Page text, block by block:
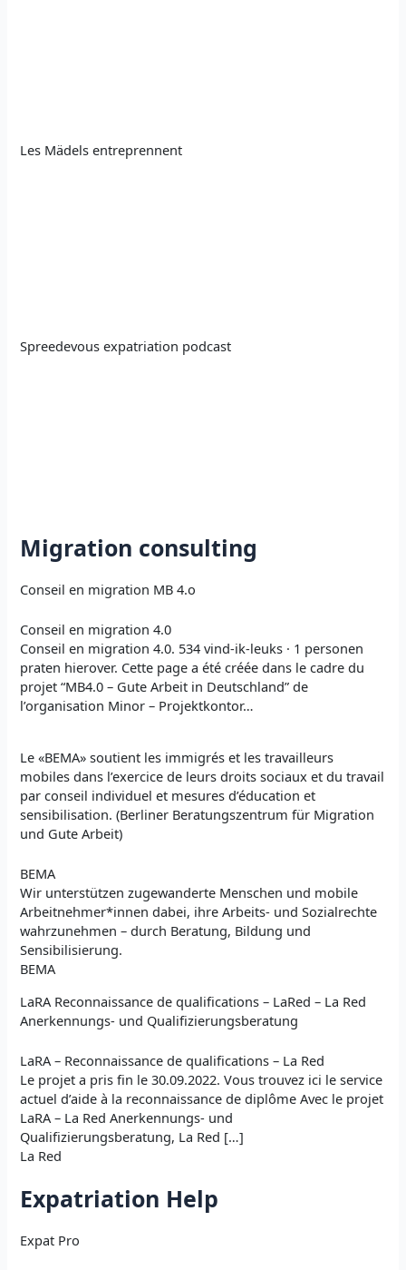
Les Mädels entreprennent
Spreedevous expatriation podcast
Migration consulting
Conseil en migration MB 4.o
Conseil en migration 4.0
Conseil en migration 4.0. 534 vind-ik-leuks · 1 personen
praten hierover. Cette page a été créée dans le cadre du
projet “MB4.0 – Gute Arbeit in Deutschland” de
l’organisation Minor – Projektkontor…
Le «BEMA» soutient les immigrés et les travailleurs
mobiles dans l’exercice de leurs droits sociaux et du travail
par conseil individuel et mesures d’éducation et
sensibilisation. (Berliner Beratungszentrum für Migration
und Gute Arbeit)
BEMA
Wir unterstützen zugewanderte Menschen und mobile
Arbeitnehmer*innen dabei, ihre Arbeits- und Sozialrechte
wahrzunehmen – durch Beratung, Bildung und
Sensibilisierung.
BEMA
LaRA Reconnaissance de qualifications – LaRed – La Red
Anerkennungs- und Qualifizierungsberatung
LaRA – Reconnaissance de qualifications – La Red
Le projet a pris fin le 30.09.2022. Vous trouvez ici le service
actuel d’aide à la reconnaissance de diplôme Avec le projet
LaRA – La Red Anerkennungs- und
Qualifizierungsberatung, La Red […]
La Red
Expatriation Help
Expat Pro